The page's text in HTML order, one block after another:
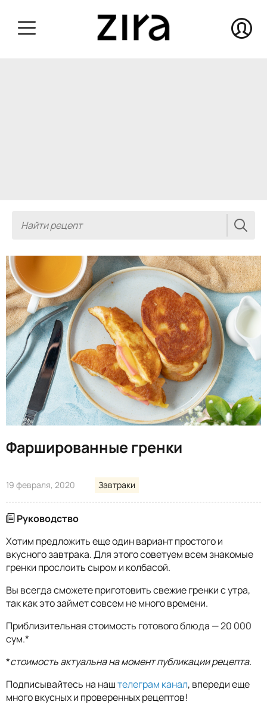
Фаршированные гренки
19 февраля, 2020 Завтраки
Руководство
Хотим предложить еще один вариант простого и
вкусного завтрака. Для этого советуем всем знакомые
гренки прослоить сыром и колбасой.
Вы всегда сможете приготовить свежие гренки с утра,
так как это займет совсем не много времени.
Приблизительная стоимость готового блюда — 20 000
сум.*
*стоимость актуальна на момент публикации рецепта.
Подписывайтесь на наштелеграм канал, впереди еще
много вкусных и проверенных рецептов!